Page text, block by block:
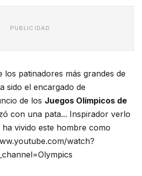
PUBLICIDAD
los patinadores más grandes de
sido el encargado de
de los Juegos Olímpicos de
con una pata... Inspirador verlo
vivido este hombre como
watch?